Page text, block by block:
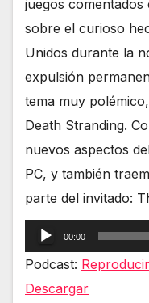
juegos comentados
sobre el curioso
Unidos durante la
expulsión
tema muy
Death Stranding.
nuevos aspectos
PC, y también
parte del invitado:
Reproductor
de
audio
00:00
Podcast:
Descargar